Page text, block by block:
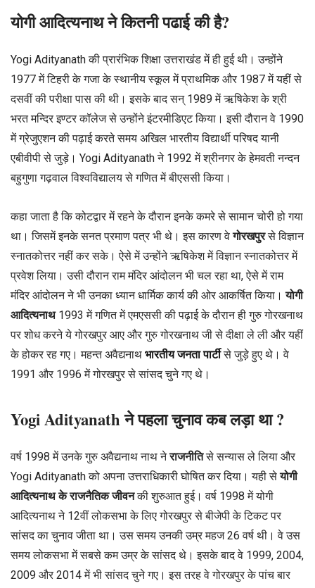
योगी आदित्यनाथ ने कितनी पढाई की है?
Yogi Adityanath की प्रारंभिक शिक्षा उत्तराखंड में ही हुई थी। उन्होंने
1977 में टिहरी के गजा के स्थानीय स्कूल में प्राथमिक और 1987 में यहीं से
दसवीं की परीक्षा पास की थी। इसके बाद सन् 1989 में ऋषिकेश के श्री
भरत मन्दिर इण्टर कॉलेज से उन्होंने इंटरमीडिएट किया। इसी दौरान वे 1990
में ग्रेजुएशन की पढ़ाई करते समय अखिल भारतीय विद्यार्थी परिषद यानी
एबीवीपी से जुड़े। Yogi Adityanath ने 1992 में श्रीनगर के हेमवती नन्दन
बहुगुणा गढ़वाल विश्वविद्यालय से गणित में बीएससी किया।
कहा जाता है कि कोटद्वार में रहने के दौरान इनके कमरे से सामान चोरी हो गया
था। जिसमें इनके सनत प्रमाण पत्र भी थे। इस कारण वेगोरखपुरसे विज्ञान
स्नातकोत्तर नहीं कर सके। ऐसे में उन्होंने ऋषिकेश में विज्ञान स्नातकोत्तर में
प्रवेश लिया। उसी दौरान राम मंदिर आंदोलन भी चल रहा था, ऐसे में राम
मंदिर आंदोलन ने भी उनका ध्यान धार्मिक कार्य की ओर आकर्षित किया।योगी
आदित्यनाथ1993 में गणित में एमएससी की पढ़ाई के दौरान ही गुरु गोरखनाथ
पर शोध करने ये गोरखपुर आए और गुरु गोरखनाथ जी से दीक्षा ले ली और यहीं
के होकर रह गए। महन्त अवैद्यनाथ भारतीय जनता पार्टीसे जुड़े हुए थे। वे
1991 और 1996 में गोरखपुर से सांसद चुने गए थे।
Yogi Adityanath ने पहला चुनाव कब लड़ा था ?
वर्ष 1998 में उनके गुरु अवैद्यनाथ नाथ नेराजनीतिसे सन्यास ले लिया और
Yogi Adityanath को अपना उत्तराधिकारी घोषित कर दिया। यही सेयोगी
आदित्यनाथ के राजनैतिक जीवनकी शुरुआत हुई। वर्ष 1998 में योगी
आदित्यनाथ ने 12वीं लोकसभा के लिए गोरखपुर से बीजेपी के टिकट पर
सांसद का चुनाव जीता था। उस समय उनकी उम्र महज 26 वर्ष थी। वे उस
समय लोकसभा में सबसे कम उम्र के सांसद थे। इसके बाद वे 1999, 2004,
2009 और 2014 में भी सांसद चुने गए। इस तरह वे गोरखपुर के पांच बार